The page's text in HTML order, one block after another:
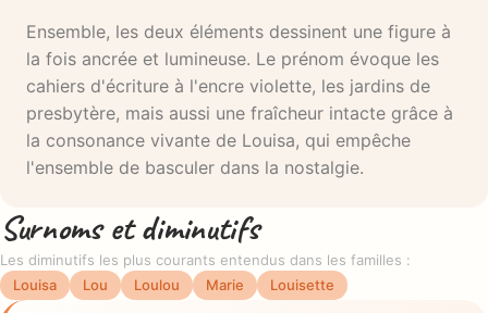
Ensemble, les deux éléments dessinent une figure à
la fois ancrée et lumineuse. Le prénom évoque les
cahiers d'écriture à l'encre violette, les jardins de
presbytère, mais aussi une fraîcheur intacte grâce à
la consonance vivante de Louisa, qui empêche
l'ensemble de basculer dans la nostalgie.
Surnoms et diminutifs
Les diminutifs les plus courants entendus dans les familles :
Louisa
Lou Loulou Marie Louisette